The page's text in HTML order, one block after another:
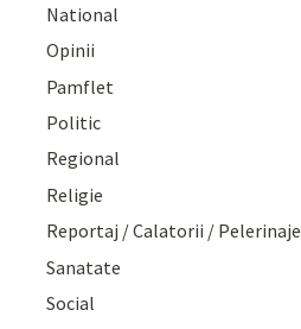
National
Opinii
Pamflet
Politic
Regional
Religie
Reportaj / Calatorii / Pelerinaje
Sanatate
Social